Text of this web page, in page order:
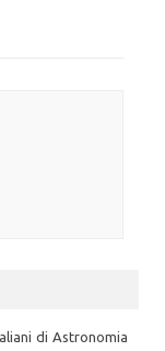
di Astronomia